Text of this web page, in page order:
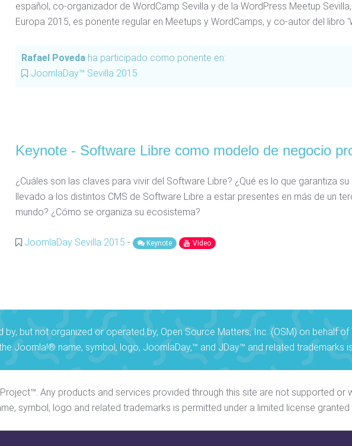
español, co-organizador de WordCamp Sevilla y de la WordPress Meetup
Europa 2015, es ponente regular en Meetups y WordCamps, y co-autor del libro
Rafael Poveda ha participado como ponente en:
JoomlaDay™ Sevilla 2015
Keynote - Software Libre como modelo de negocio
¿Cuáles son las claves para vivir del Software Libre? ¿Qué es lo que garantiza
llevado a los distintos CMS de Software Libre a estar presentes en más de un
mundo? ¿Cómo se organiza su ecosistema?
JoomlaDay Sevilla 2015 - Keynote Video
but not organized or operated by, Open Source Matters, Inc. (OSM) on behalf
Joomla!® name, symbol, logo, JoomlaDay,™ and JDay™ and related trademarks
Any products and services provided through this site are not supported or
symbol, logo and related trademarks is permitted under a limited license